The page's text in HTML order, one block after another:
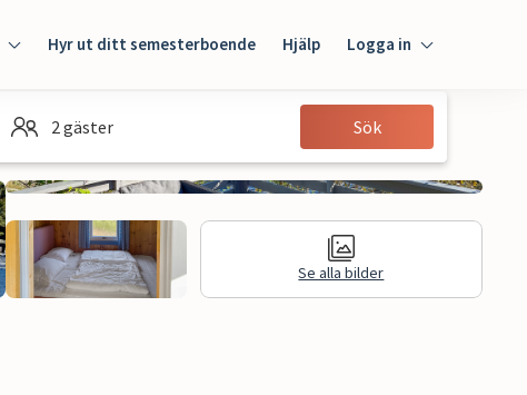
Hyr ut ditt semesterboende Hjälp Logga in
Gäst
2 gäster Sök
Se alla bilder